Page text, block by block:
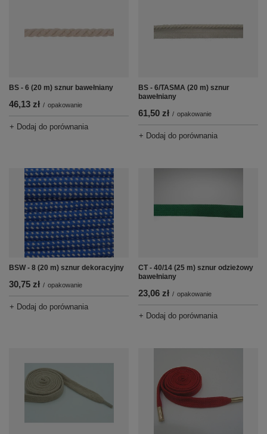
BS - 6 (20 m) sznur bawełniany
46,13 zł / opakowanie
+ Dodaj do porównania
BS - 6/TASMA (20 m) sznur
bawełniany
61,50 zł / opakowanie
+ Dodaj do porównania
BSW - 8 (20 m) sznur dekoracyjny
30,75 zł / opakowanie
+ Dodaj do porównania
CT - 40/14 (25 m) sznur odzieżowy
bawełniany
23,06 zł / opakowanie
+ Dodaj do porównania